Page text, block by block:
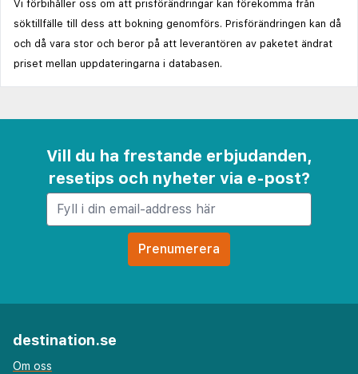
Vi förbihåller oss om att prisförändringar kan förekomma från
söktillfälle till dess att bokning genomförs. Prisförändringen kan då
och då vara stor och beror på att leverantören av paketet ändrat
priset mellan uppdateringarna i databasen.
Vill du ha frestande erbjudanden,
resetips och nyheter via e-post?
destination.se
Om oss